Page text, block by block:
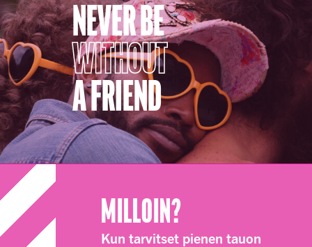
NEVER BE
WITHOUT
A FRIEND
MILL​OIN?
Kun tarvitset pienen tauon